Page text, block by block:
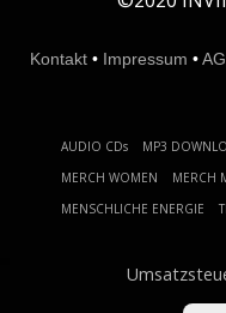
Kontakt • Impressum •
AUDIO CDs MP3
MERCH WOMEN
MERCH
MENSCHLICHE ENERGIE